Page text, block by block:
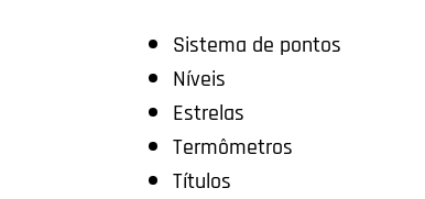
Sistema de pontos
Níveis
Estrelas
Termômetros
Títulos